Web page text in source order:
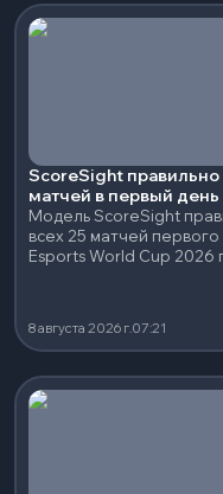
ScoreSight
матчей в первый
Модель ScoreSight
всех 25 матчей
Esports World Cup 2026
8 августа 2026 г.07:21